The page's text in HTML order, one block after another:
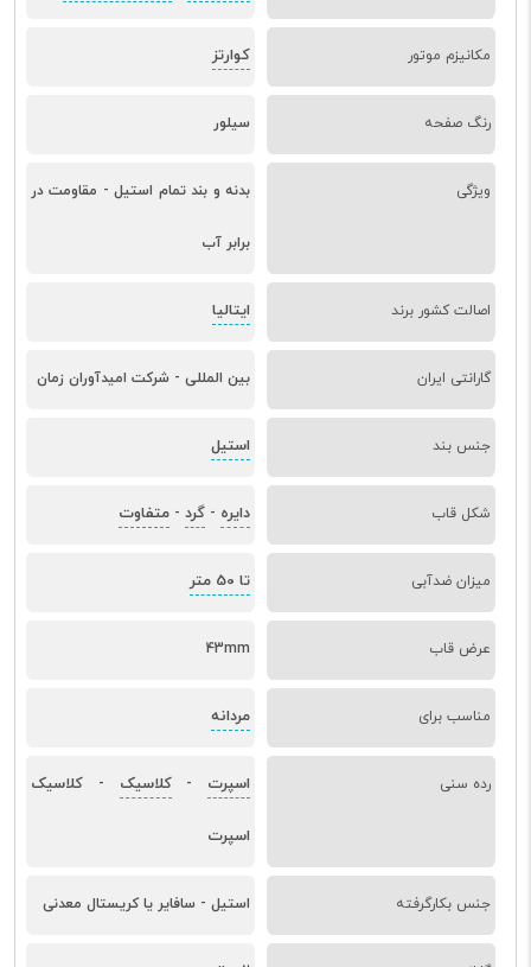
مکانیزم موتور کوارتز
رنگ صفحه سیلور
ویژگی بدنه و بند تمام استیل - مقاومت در
برابر آب
اصالت کشور برند ایتالیا
گارانتی ایران بین المللی - شرکت امیدآوران زمان
جنس بند استیل
شکل قاب دایره - گرد - متفاوت
میزان ضدآبی تا 50 متر
عرض قاب 43mm
مناسب برای مردانه
رده سنی اسپرت -کلاسیک - کلاسیک
اسپرت
جنس بکارگرفته استیل - سافایر یا کریستال معدنی